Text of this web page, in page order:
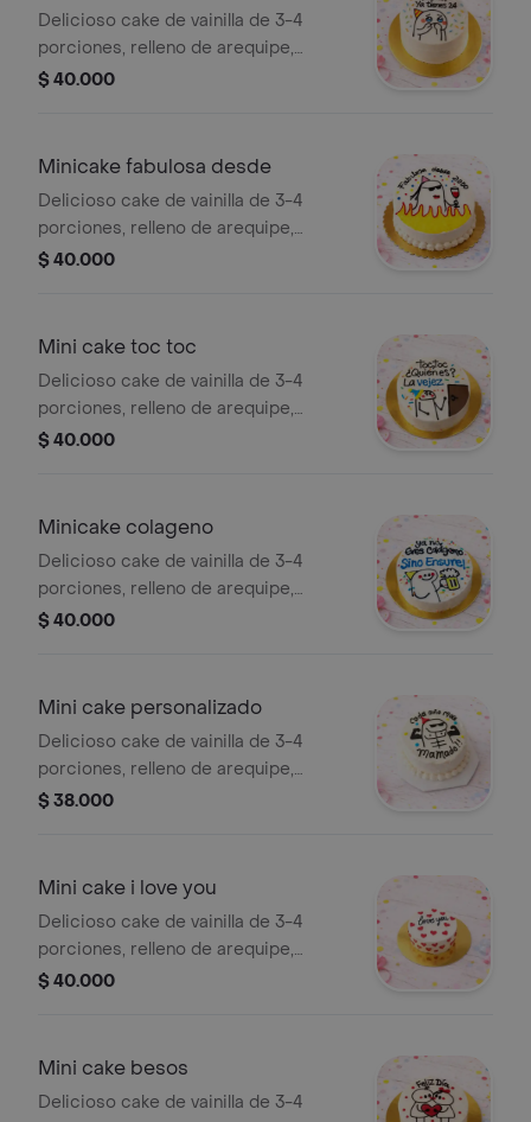
Delicioso cake de vainilla de 3-4
porciones, relleno de arequipe,
decorado en buttercream,empaque
$ 40.000
Minicake fabulosa desde
Delicioso cake de vainilla de 3-4
porciones, relleno de arequipe,
decorado en buttercream,empaque
$ 40.000
Mini cake toc toc
Delicioso cake de vainilla de 3-4
porciones, relleno de arequipe,
decorado en buttercream,empaque
$ 40.000
Minicake colageno
Delicioso cake de vainilla de 3-4
porciones, relleno de arequipe,
decorado en buttercream,empaque
$ 40.000
Mini cake personalizado
Delicioso cake de vainilla de 3-4
porciones, relleno de arequipe,
decorado en buttercream,empaque
$ 38.000
Mini cake i love you
Delicioso cake de vainilla de 3-4
porciones, relleno de arequipe,
decorado en buttercream,empaque
$ 40.000
Mini cake besos
Delicioso cake de vainilla de 3-4